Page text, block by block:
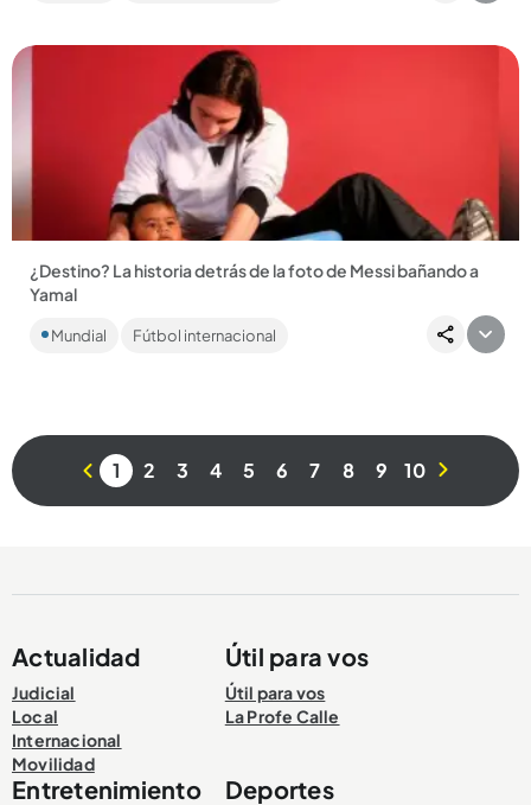
Compartir Noticia
¿Destino? La historia detrás de la foto de Messi bañando a
Yamal
Argentina se jugará el próximo domingo, 19 de julio, a partir
Mundial Fútbol internacional
1 2 3 4 5 6 7 8 9 10
Actualidad
Judicial
Local
Internacional
Movilidad
Útil para vos
Útil para vos
La Profe Calle
Entretenimiento Deportes